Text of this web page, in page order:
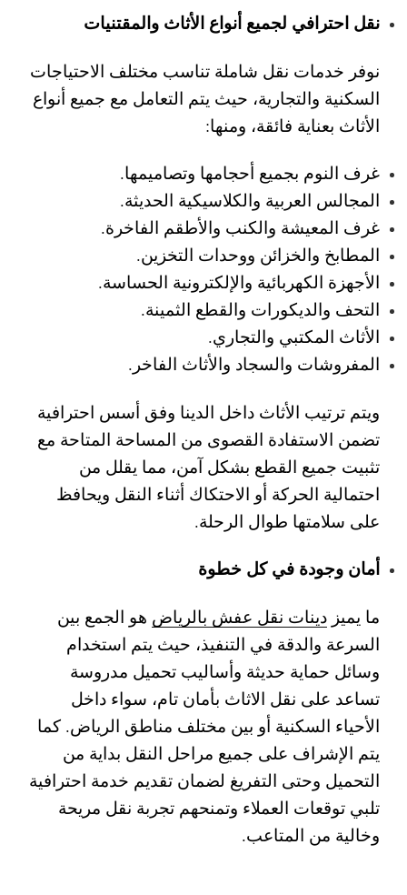
نقل احترافي لجميع أنواع الأثاث والمقتنيات
نوفر خدمات نقل شاملة تناسب مختلف الاحتياجات
السكنية والتجارية، حيث يتم التعامل مع جميع أنواع
الأثاث بعناية فائقة، ومنها:
غرف النوم بجميع أحجامها وتصاميمها.
المجالس العربية والكلاسيكية الحديثة.
غرف المعيشة والكنب والأطقم الفاخرة.
المطابخ والخزائن ووحدات التخزين.
الأجهزة الكهربائية والإلكترونية الحساسة.
التحف والديكورات والقطع الثمينة.
الأثاث المكتبي والتجاري.
المفروشات والسجاد والأثاث الفاخر.
ويتم ترتيب الأثاث داخل الدينا وفق أسس احترافية
تضمن الاستفادة القصوى من المساحة المتاحة مع
تثبيت جميع القطع بشكل آمن، مما يقلل من
احتمالية الحركة أو الاحتكاك أثناء النقل ويحافظ
على سلامتها طوال الرحلة.
أمان وجودة في كل خطوة
ما يميز دينات نقل عفش بالرياض هو الجمع بين
السرعة والدقة في التنفيذ، حيث يتم استخدام
وسائل حماية حديثة وأساليب تحميل مدروسة
تساعد على نقل الاثاث بأمان تام، سواء داخل
الأحياء السكنية أو بين مختلف مناطق الرياض. كما
يتم الإشراف على جميع مراحل النقل بداية من
التحميل وحتى التفريغ لضمان تقديم خدمة احترافية
تلبي توقعات العملاء وتمنحهم تجربة نقل مريحة
وخالية من المتاعب.